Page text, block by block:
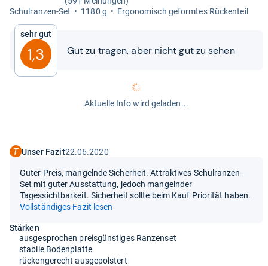
Schul­ran­zen-​Set
1180 g Ergo­no­misch geform­tes Rück­en­teil
Sehr gut
1,3 Gut zu tra­gen, aber nicht gut zu sehen
Aktuelle Info wird geladen...
Unser Fazit22.06.2020
Guter Preis, mangelnde Sicherheit. Attraktives Schulranzen-
Set mit guter Ausstattung, jedoch mangelnder
Tagessichtbarkeit. Sicherheit sollte beim Kauf Priorität haben.
Vollständiges Fazit lesen
Stärken
ausgesprochen preisgünstiges Ranzenset
stabile Bodenplatte
rückengerecht ausgepolstert